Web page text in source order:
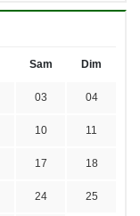
Sam Dim
03 04
10 11
17 18
24 25